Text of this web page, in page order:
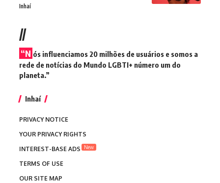
Inhaí
//
“N ós influenciamos 20 milhões de usuários e somos a
rede de notícias do Mundo LGBTI+ número um do
planeta.”
Inhaí
PRIVACY NOTICE
YOUR PRIVACY RIGHTS
INTEREST-BASE ADS
New
TERMS OF USE
OUR SITE MAP